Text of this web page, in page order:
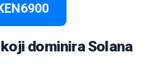
dominira Solana